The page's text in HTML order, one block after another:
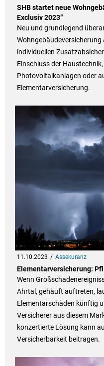
SHB startet neue
Exclusiv 2023“
Neu und grundlegend
individuellen
Einschluss der
Photovoltaikanlagen oder
Elementarversicherung.
11.10.2023 Assekuranz
Elementarversicherung:
Wenn
Ahrtal, gehäuft auftreten,
Elementarschäden künftig
Versicherer aus diesem
konzertierte Lösung kann
Versicherbarkeit beitragen.